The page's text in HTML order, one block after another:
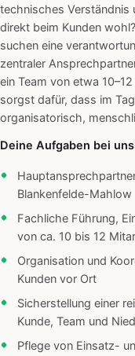
technisches Verständnis
direkt beim Kunden
suchen eine
zentraler
ein Team von etwa
sorgst dafür, dass im
organisatorisch,
Deine Aufgaben bei
Blankenfelde-Mahlow
Fachliche Führung,
von ca. 10 bis 12
Organisation und
Kunden vor Ort
Sicherstellung einer
Kunde, Team und
Pflege von Einsatz-